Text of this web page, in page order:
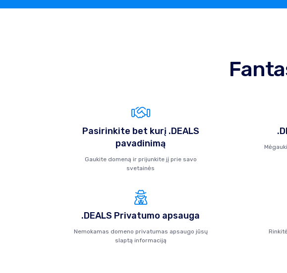
Pasirinkite bet kurį .DEALS
pavadinimą
Gaukite domeną ir prijunkite jį prie savo
svetainės
.DEALS Privatumo apsauga
Nemokamas domeno privatumas apsaugo jūsų
slaptą informaciją